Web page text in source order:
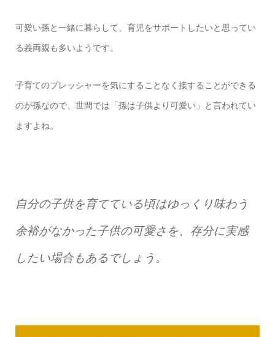
可愛い孫と一緒に暮らして、育児をサポートしたいと思ってい
る義両親も多いようです。
子育てのプレッシャーを気にすることなく接することができる
のが孫なので、世間では「孫は子供より可愛い」と言われてい
ますよね。
自分の子供を育てている頃はゆっくり味わう
余裕がなかった子供の可愛さを、存分に実感
したい場合もあるでしょう。